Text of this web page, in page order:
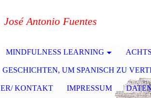
José Antonio Fuentes
MINDFULNESS LEARNING
GESCHICHTEN, UM SPANISCH ZU
KONTAKT IMPRESSUM